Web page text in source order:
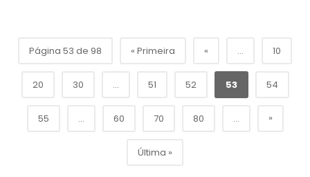
Página 53 de 98 « Primeira « ... 10
20 30 ... 51 52 53 54
55 ... 60 70 80 ... »
Última »